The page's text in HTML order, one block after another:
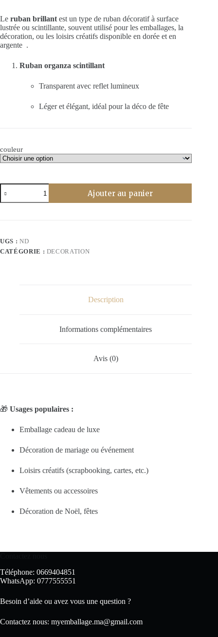
Le ruban brillant est un type de ruban décoratif à surface
lustrée ou scintillante, souvent utilisé pour les emballages, la
décoration, ou les loisirs créatifs disponible en dorée et en
argente .
Ruban organza scintillant
Transparent avec reflet lumineux
Léger et élégant, idéal pour la déco de fête
couleur
quantité
de
Ruban
Ajouter au panier
UGS : ND
CATÉGORIE : DECORATION
Description
Informations complémentaires
Avis (0)
🎁 Usages populaires :
Emballage cadeau de luxe
Décoration de mariage ou événement
Loisirs créatifs (scrapbooking, cartes, etc.)
Vêtements ou accessoires
Décoration de Noël, fêtes
Téléphone: 0669404851
WhatsApp: 0777555551
Besoin d’aide ou avez vous une question ?
Contactez nous: myemballage.ma@gmail.com